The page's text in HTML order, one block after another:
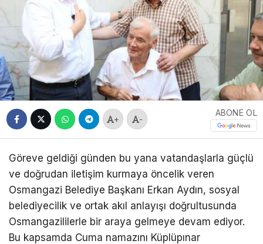
+ -
ABONE OL
Göreve geldiği günden bu yana vatandaşlarla güçlü
ve doğrudan iletişim kurmaya öncelik veren
Osmangazi Belediye Başkanı Erkan Aydın, sosyal
belediyecilik ve ortak akıl anlayışı doğrultusunda
Osmangazililerle bir araya gelmeye devam ediyor.
Bu kapsamda Cuma namazını Küplüpınar